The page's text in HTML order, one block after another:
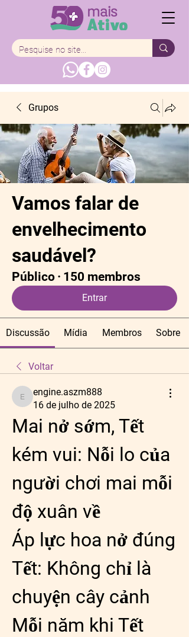
Grupos
Vamos falar de
envelhecimento
saudável?
Público · 150 membros
Entrar
Discussão Mídia Membros Sobre
Voltar
engine.aszm888
engine.aszm888
16 de julho de 2025
Mai nở sớm, Tết
kém vui: Nỗi lo của
người chơi mai mỗi
độ xuân về
Áp lực hoa nở đúng
Tết: Không chỉ là
chuyện cây cảnh
Mỗi năm khi Tết